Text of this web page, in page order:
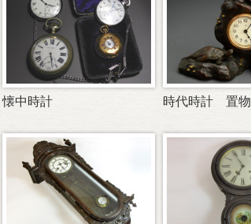
懐中時計 時代時計 置物